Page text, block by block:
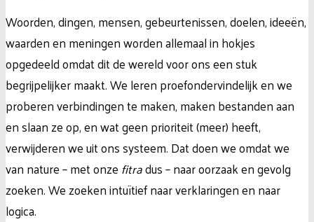
Woorden, dingen, mensen, gebeurtenissen, doelen, ideeën,
waarden en meningen worden allemaal in hokjes
opgedeeld omdat dit de wereld voor ons een stuk
begrijpelijker maakt. We leren proefondervindelijk en we
proberen verbindingen te maken, maken bestanden aan
en slaan ze op, en wat geen prioriteit (meer) heeft,
verwijderen we uit ons systeem. Dat doen we omdat we
van nature – met onzefitradus – naar oorzaak en gevolg
zoeken. We zoeken intuïtief naar verklaringen en naar
logica.